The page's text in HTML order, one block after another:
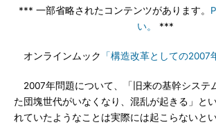
*** 一部省略されたコンテンツがあります。
い。
***
オンラインムック 「構造改革としての2007
2007年問題について、「旧来の基幹システ
た団塊世代がいなくなり、混乱が起きる」と
れていたようなことは実際には起こらないと